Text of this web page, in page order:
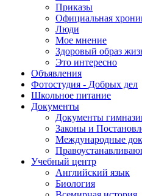
Приказы
Официальная
Люди
Мое мнение
Здоровый образ
Это интересно
Объявления
Фотостудия - Добрых дел
Школьное питание
Документы
Документы
Законы и
Международные
Учебный центр
Английский язык
Биология